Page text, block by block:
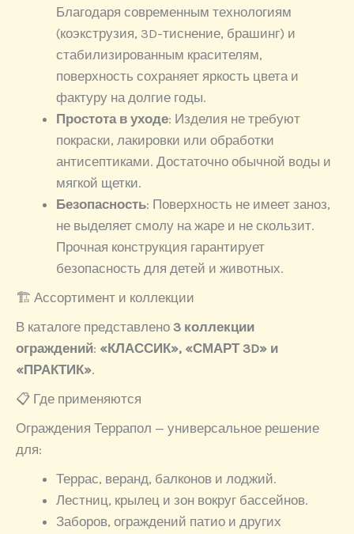
Благодаря современным технологиям
(коэкструзия, 3D-тиснение, брашинг) и
стабилизированным красителям,
поверхность сохраняет яркость цвета и
фактуру на долгие годы.
Простота в уходе: Изделия не требуют
покраски, лакировки или обработки
антисептиками. Достаточно обычной воды и
мягкой щетки.
Безопасность: Поверхность не имеет заноз,
не выделяет смолу на жаре и не скользит.
Прочная конструкция гарантирует
безопасность для детей и животных.
🏗 Ассортимент и коллекции
В каталоге представлено 3 коллекции
ограждений: «КЛАССИК», «СМАРТ 3D» и
«ПРАКТИК».
📋 Где применяются
Ограждения Террапол — универсальное решение
для:
Террас, веранд, балконов и лоджий.
Лестниц, крылец и зон вокруг бассейнов.
Заборов, ограждений патио и других